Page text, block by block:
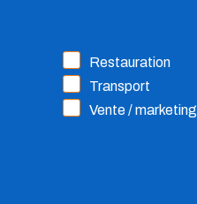
Restauration
Transport
Vente / marketing